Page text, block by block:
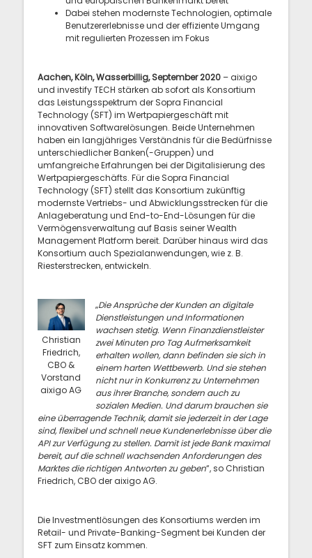
Dabei stehen modernste Technologien, optimale
Benutzererlebnisse und der effiziente Umgang
mit regulierten Prozessen im Fokus
Aachen, Köln, Wasserbillig, September 2020 – aixigo
und investify TECH stärken ab sofort als Konsortium
das Leistungsspektrum der Sopra Financial
Technology (SFT) im Wertpapiergeschäft mit
innovativen Softwarelösungen. Beide Unternehmen
haben ein langjähriges Verständnis für die Bedürfnisse
unterschiedlicher Banken(-Gruppen) und
umfangreiche Erfahrungen bei der Digitalisierung des
Wertpapiergeschäfts. Für die Sopra Financial
Technology (SFT) stellt das Konsortium zukünftig
modernste Vertriebs- und Abwicklungsstrecken für die
Anlageberatung und End-to-End-Lösungen für die
Vermögensverwaltung auf Basis seiner Wealth
Management Platform bereit. Darüber hinaus wird das
Konsortium auch Spezialanwendungen, wie z. B.
Riesterstrecken, entwickeln.
Christian
Friedrich,
CBO &
Vorstand
aixigo AG
„Die Ansprüche der Kunden an digitale
Dienstleistungen und Informationen
wachsen stetig. Wenn Finanzdienstleister
zwei Minuten pro Tag Aufmerksamkeit
erhalten wollen, dann befinden sie sich in
einem harten Wettbewerb. Und sie stehen
nicht nur in Konkurrenz zu Unternehmen
aus ihrer Branche, sondern auch zu
sozialen Medien. Und darum brauchen sie
eine überragende Technik, damit sie jederzeit in der Lage
sind, flexibel und schnell neue Kundenerlebnisse über die
API zur Verfügung zu stellen. Damit ist jede Bank maximal
bereit, auf die schnell wachsenden Anforderungen des
Marktes die richtigen Antworten zu geben“, so Christian
Friedrich, CBO der aixigo AG.
Die Investmentlösungen des Konsortiums werden im
Retail- und Private-Banking-Segment bei Kunden der
SFT zum Einsatz kommen.